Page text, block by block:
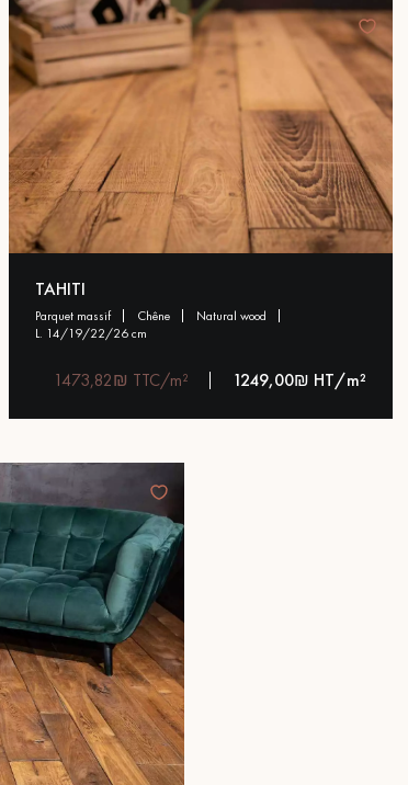
TAHITI
parquet massif chêne
natural wood
l. 14/19/22/26 cm
1473,82₪ TTC/m² 1249,00₪ HT/m²